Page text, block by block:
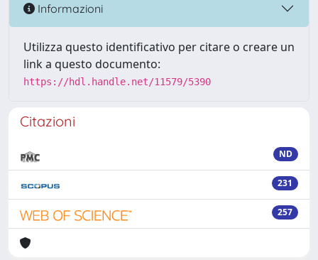
Informazioni
Utilizza questo identificativo per citare o creare un
link a questo documento:
https://hdl.handle.net/11579/5390
Citazioni
ND
231
257